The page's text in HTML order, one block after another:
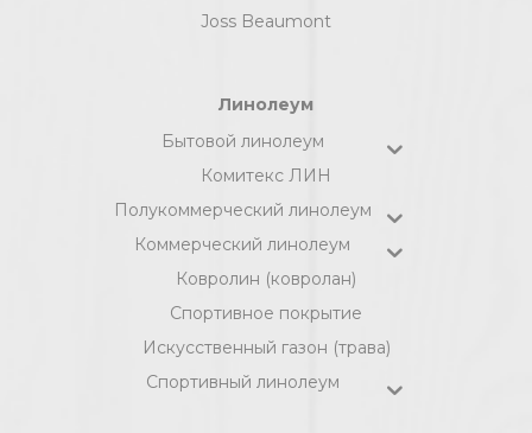
Joss Beaumont
Линолеум
Бытовой линолеум
Комитекс ЛИН
Полукоммерческий линолеум
Коммерческий линолеум
Ковролин (ковролан)
Спортивное покрытие
Искусственный газон (трава)
Спортивный линолеум